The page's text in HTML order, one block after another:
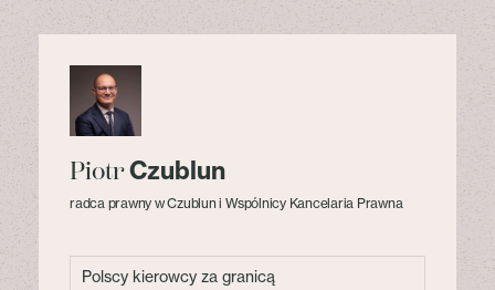
PiotrCzublun
radca prawny w Czublun i Wspólnicy Kancelaria Prawna
Polscy kierowcy za granicą